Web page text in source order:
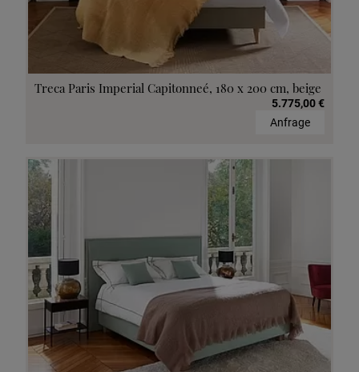
Treca Paris Imperial Capitonneé, 180 x 200 cm, beige
5.775,00 €
Anfrage